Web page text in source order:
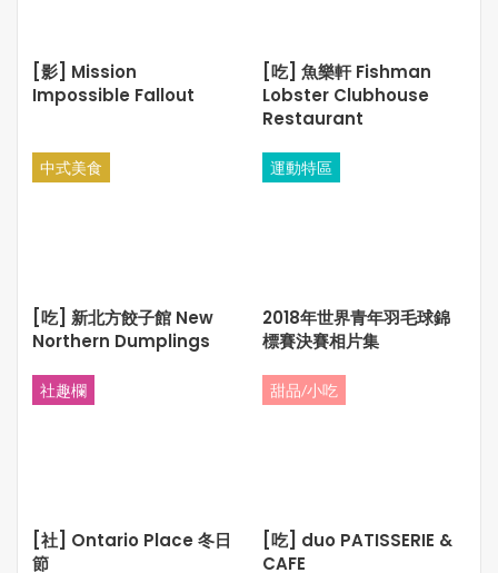
[影] Mission
Impossible Fallout
[吃] 魚樂軒 Fishman
Lobster Clubhouse
Restaurant
中式美食
[吃] 新北方餃子館 New
Northern Dumplings
運動特區
2018年世界青年羽毛球錦
標賽決賽相片集
社趣欄
[社] Ontario Place 冬日
節
甜品/小吃
[吃] duo PATISSERIE &
CAFE